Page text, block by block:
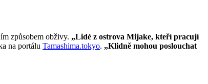
způsobem obživy. „Lidé z ostrova Mijake, kteří pracují
na portálu Tamashima.tokyo. „Klidně mohou poslouchat